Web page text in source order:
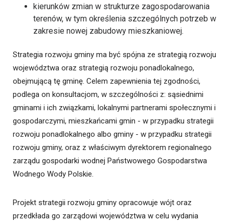
kierunków zmian w strukturze zagospodarowania
terenów, w tym określenia szczególnych potrzeb w
zakresie nowej zabudowy mieszkaniowej.
Strategia rozwoju gminy ma być spójna ze strategią rozwoju
województwa oraz strategią rozwoju ponadlokalnego,
obejmującą tę gminę. Celem zapewnienia tej zgodności,
podlega on konsultacjom, w szczególności z: sąsiednimi
gminami i ich związkami, lokalnymi partnerami społecznymi i
gospodarczymi, mieszkańcami gmin - w przypadku strategii
rozwoju ponadlokalnego albo gminy - w przypadku strategii
rozwoju gminy, oraz z właściwym dyrektorem regionalnego
zarządu gospodarki wodnej Państwowego Gospodarstwa
Wodnego Wody Polskie.
Projekt strategii rozwoju gminy opracowuje wójt oraz
przedkłada go zarządowi województwa w celu wydania